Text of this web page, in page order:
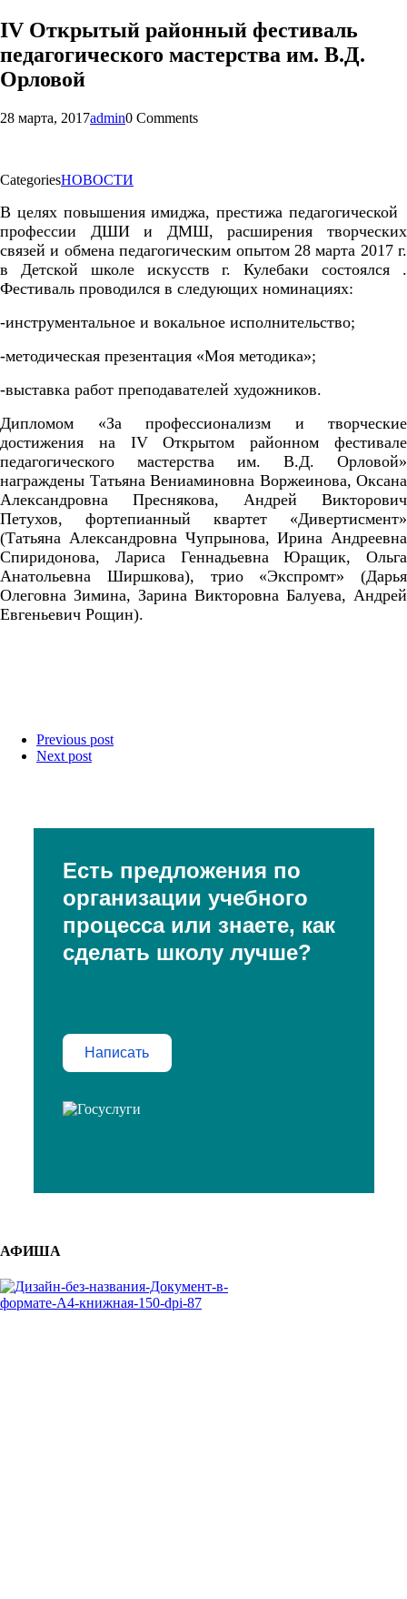
IV Открытый районный фестиваль
педагогического мастерства им. В.Д.
Орловой
28 марта, 2017admin0 Comments
CategoriesНОВОСТИ
В целях повышения имиджа, престижа педагогической
профессии ДШИ и ДМШ, расширения творческих
связей и обмена педагогическим опытом 28 марта 2017 г.
в Детской школе искусств г. Кулебаки состоялся .
Фестиваль проводился в следующих номинациях:
-инструментальное и вокальное исполнительство;
-методическая презентация «Моя методика»;
-выставка работ преподавателей художников.
Дипломом «За профессионализм и творческие
достижения на IVОткрытом районном фестивале
педагогического мастерства им. В.Д. Орловой»
награждены Татьяна Вениаминовна Воржеинова, Оксана
Александровна Преснякова, Андрей Викторович
Петухов, фортепианный квартет «Дивертисмент»
(Татьяна Александровна Чупрынова, Ирина Андреевна
Спиридонова, Лариса Геннадьевна Юращик, Ольга
Анатольевна Ширшкова), трио «Экспромт» (Дарья
Олеговна Зимина, Зарина Викторовна Балуева, Андрей
Евгеньевич Рощин).
Previous post
Next post
Есть предложения по
организации учебного
процесса или знаете, как
сделать школу лучше?
Написать
АФИША